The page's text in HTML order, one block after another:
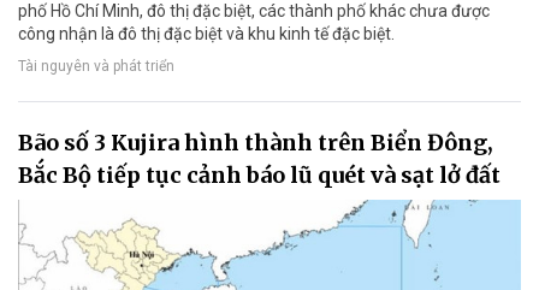
phố Hồ Chí Minh, đô thị đặc biệt, các thành phố khác chưa được
công nhận là đô thị đặc biệt và khu kinh tế đặc biệt.
Tài nguyên và phát triển
Bão số 3 Kujira hình thành trên Biển Đông,
Bắc Bộ tiếp tục cảnh báo lũ quét và sạt lở đất